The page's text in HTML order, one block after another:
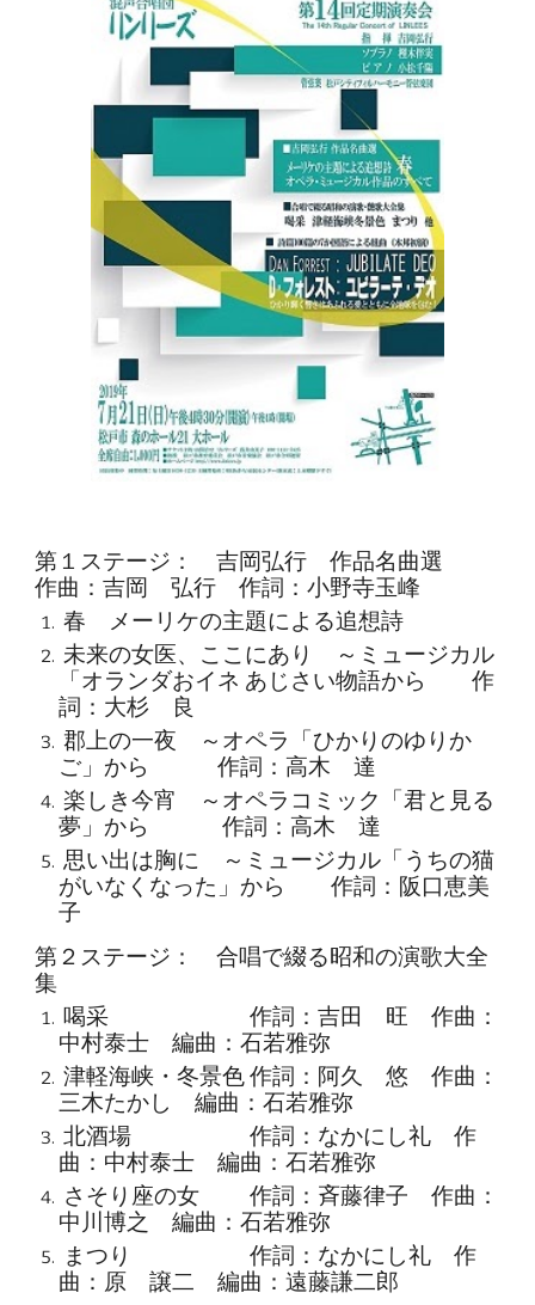
第１ステージ： 吉岡弘行 作品名曲選
作曲：吉岡 弘行 作詞：小野寺玉峰
春 メーリケの主題による追想詩
未来の女医、ここにあり ～ミュージカル
「オランダおイネ あじさい物語から 作
詞：大杉 良
郡上の一夜 ～オペラ「ひかりのゆりか
ご」から 作詞：高木 達
楽しき今宵 ～オペラコミック「君と見る
夢」から 作詞：高木 達
思い出は胸に ～ミュージカル「うちの猫
がいなくなった」から 作詞：阪口恵美
子
第２ステージ： 合唱で綴る昭和の演歌大全
集
喝采
作詞：吉田 旺 作曲：
中村泰士 編曲：石若雅弥
津軽海峡・冬景色 作詞：阿久 悠 作曲：
三木たかし 編曲：石若雅弥
北酒場
作詞：なかにし礼 作
曲：中村泰士 編曲：石若雅弥
さそり座の女
作詞：斉藤律子 作曲：
中川博之 編曲：石若雅弥
まつり
作詞：なかにし礼 作
曲：原 譲二 編曲：遠藤謙二郎